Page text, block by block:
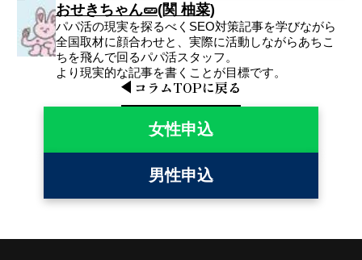
おせきちゃん🥒(関 柚菜)
パパ活の現実を探るべくSEO対策記事を学びながら
全国取材に顔合わせと、実際に活動しながらあちこ
ちを飛んで回るパパ活スタッフ。
より現実的な記事を書くことが目標です。
コラムTOPに戻る
女性申込
男性申込